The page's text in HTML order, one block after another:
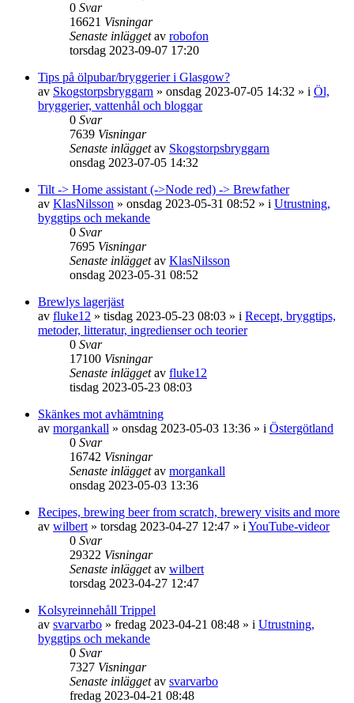
0 Svar
16621 Visningar
Senaste inläggetav robofon
torsdag 2023-09-07 17:20
Tips på ölpubar/bryggerier i Glasgow?
av Skogstorpsbryggarn » onsdag 2023-07-05 14:32 » i Öl,
bryggerier, vattenhål och bloggar
0 Svar
7639 Visningar
Senaste inläggetav Skogstorpsbryggarn
onsdag 2023-07-05 14:32
Tilt -> Home assistant (->Node red) -> Brewfather
av KlasNilsson » onsdag 2023-05-31 08:52 » i Utrustning,
byggtips och mekande
0 Svar
7695 Visningar
Senaste inläggetav KlasNilsson
onsdag 2023-05-31 08:52
Brewlys lagerjäst
av fluke12 » tisdag 2023-05-23 08:03 » i Recept, bryggtips,
metoder, litteratur, ingredienser och teorier
0 Svar
17100 Visningar
Senaste inläggetav fluke12
tisdag 2023-05-23 08:03
Skänkes mot avhämtning
av morgankall » onsdag 2023-05-03 13:36 » i Östergötland
0 Svar
16742 Visningar
Senaste inläggetav morgankall
onsdag 2023-05-03 13:36
Recipes, brewing beer from scratch, brewery visits and more
av wilbert » torsdag 2023-04-27 12:47 » i YouTube-videor
0 Svar
29322 Visningar
Senaste inläggetav wilbert
torsdag 2023-04-27 12:47
Kolsyreinnehåll Trippel
av svarvarbo » fredag 2023-04-21 08:48 » i Utrustning,
byggtips och mekande
0 Svar
7327 Visningar
Senaste inläggetav svarvarbo
fredag 2023-04-21 08:48